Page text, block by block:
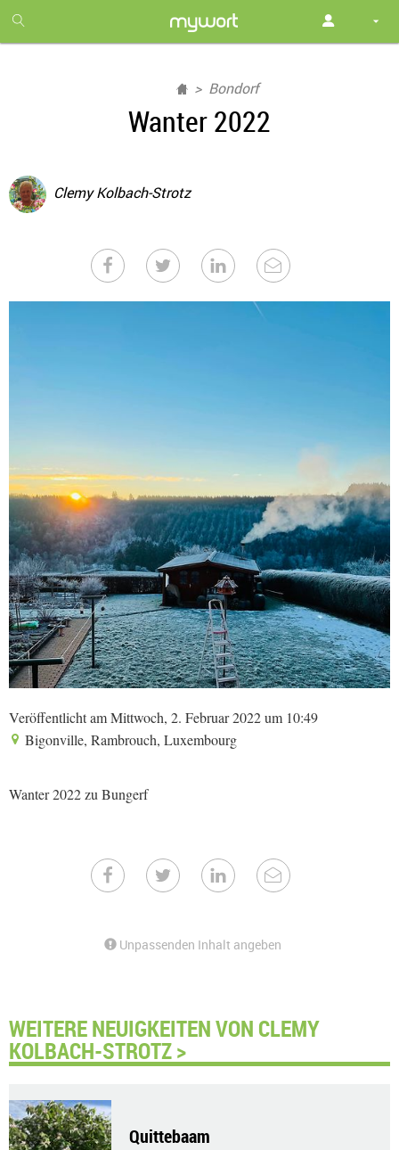
month
free
Bondorf
Wanter 2022
Clemy Kolbach-Strotz
Veröffentlicht am Mittwoch, 2. Februar 2022 um 10:49
Bigonville, Rambrouch, Luxembourg
Wanter 2022 zu Bungerf
Unpassenden Inhalt angeben
WEITERE NEUIGKEITEN VON CLEMY
KOLBACH-STROTZ >
Quittebaam